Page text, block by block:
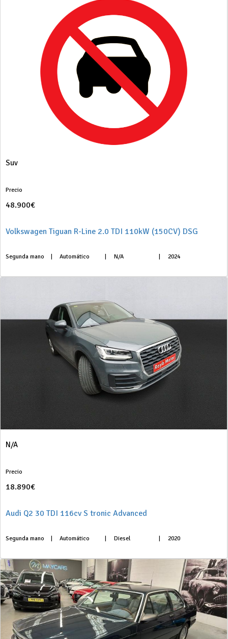
Suv
Precio
48.900€
Volkswagen Tiguan R-Line 2.0 TDI 110kW (150CV) DSG
Segunda mano Automático N/A 2024
N/A
Precio
18.890€
Audi Q2 30 TDI 116cv S tronic Advanced
Segunda mano Automático Diesel 2020